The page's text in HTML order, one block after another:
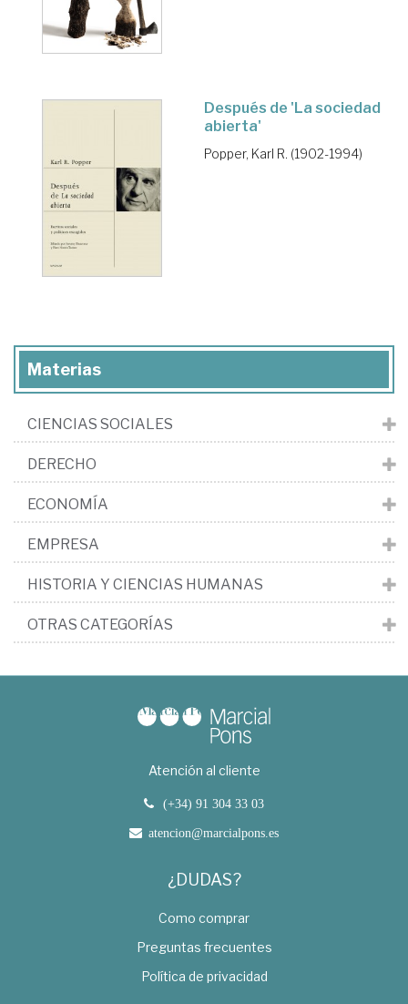
Después de 'La sociedad
abierta'
Popper, Karl R. (1902-1994)
Materias
CIENCIAS SOCIALES
DERECHO
ECONOMÍA
EMPRESA
HISTORIA Y CIENCIAS HUMANAS
OTRAS CATEGORÍAS
Atención al cliente
(+34) 91 304 33 03
atencion@marcialpons.es
¿DUDAS?
Como comprar
Preguntas frecuentes
Política de privacidad